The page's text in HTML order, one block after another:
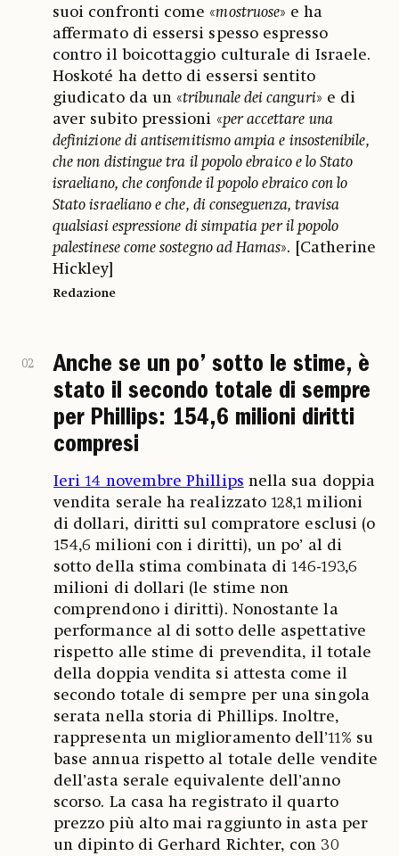
suoi confronti come «mostruose» e ha
affermato di essersi spesso espresso
contro il boicottaggio culturale di Israele.
Hoskoté ha detto di essersi sentito
giudicato da un «tribunale dei canguri» e di
aver subito pressioni «per accettare una
definizione di antisemitismo ampia e insostenibile,
che non distingue tra il popolo ebraico e lo Stato
israeliano, che confonde il popolo ebraico con lo
Stato israeliano e che, di conseguenza, travisa
qualsiasi espressione di simpatia per il popolo
palestinese come sostegno ad Hamas». [Catherine
Hickley]
Redazione
02
Anche se un po’ sotto le stime, è
stato il secondo totale di sempre
per Phillips: 154,6 milioni diritti
compresi
Ieri 14 novembre Phillips nella sua doppia
vendita serale ha realizzato 128,1 milioni
di dollari, diritti sul compratore esclusi (o
154,6 milioni con i diritti), un po’ al di
sotto della stima combinata di 146-193,6
milioni di dollari (le stime non
comprendono i diritti). Nonostante la
performance al di sotto delle aspettative
rispetto alle stime di prevendita, il totale
della doppia vendita si attesta come il
secondo totale di sempre per una singola
serata nella storia di Phillips. Inoltre,
rappresenta un miglioramento dell’11% su
base annua rispetto al totale delle vendite
dell’asta serale equivalente dell’anno
scorso. La casa ha registrato il quarto
prezzo più alto mai raggiunto in asta per
un dipinto di Gerhard Richter, con 30